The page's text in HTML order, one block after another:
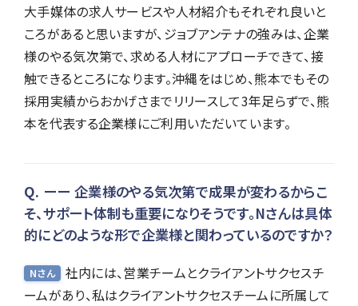
大手媒体の求人サービスや人材紹介もそれぞれ良いと
ころがあると思いますが、ジョブアンテナの強みは、企業
様のやる気次第で、求める人材にアプローチできて、接
触できるところになります。沖縄をはじめ、熊本でもその
採用実績からおかげさまでリリースして3年足らずで、熊
本を代表する企業様にご利用いただいています。
ーー 企業様のやる気次第で成果が変わるからこ
そ、サポート体制も重要になりそうです。Nさんは具体
的にどのような形で企業様と関わっているのですか？
Nさん
社内には、営業チームとクライアントサクセスチ
ームがあり、私はクライアントサクセスチームに所属して